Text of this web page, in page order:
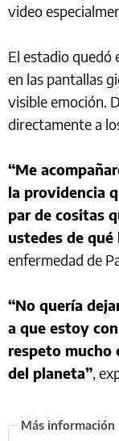
video
El estadio quedó
en las pantallas
visible emoción.
directamente a
“Me
la providencia
par de cositas
ustedes de qué
enfermedad de
“No quería
a que estoy
respeto mucho
del planeta”,